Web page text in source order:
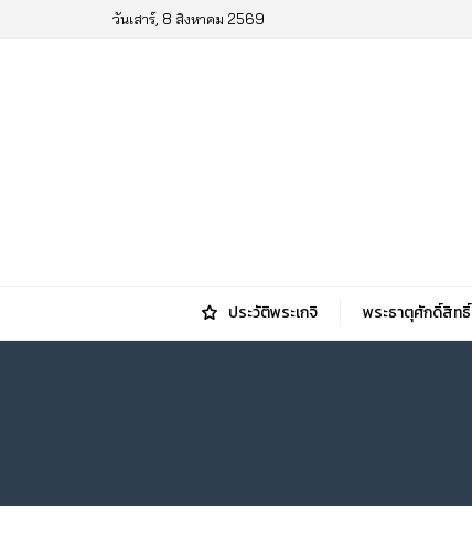
วันเสาร์, 8 สิงหาคม 2569
ประวัติพระเกจิ พระธาตุศักดิ์สิทธิ์